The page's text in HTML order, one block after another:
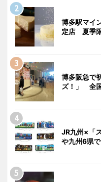
博多駅マイ
定店 夏季
博多阪急で
ズ！」 全
JR九州×「
や九州6県